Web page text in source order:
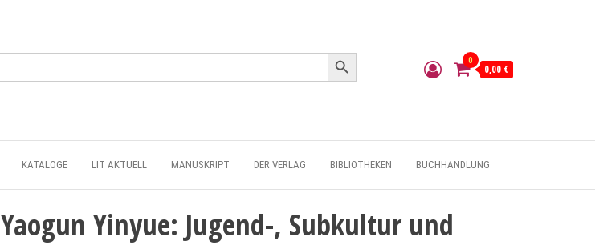
Search Button
0
0,00 €
KATALOGE LIT AKTUELL MANUSKRIPT DER VERLAG BIBLIOTHEKEN BUCHHANDLUNG
Yaogun Yinyue: Jugend-, Subkultur und